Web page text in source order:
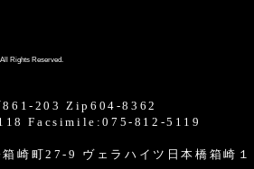
Rights Reserved.
861-203 Zip604-8362
Facsimile:075-812-5119
崎町27-9 ヴェラハイツ日本橋箱崎１